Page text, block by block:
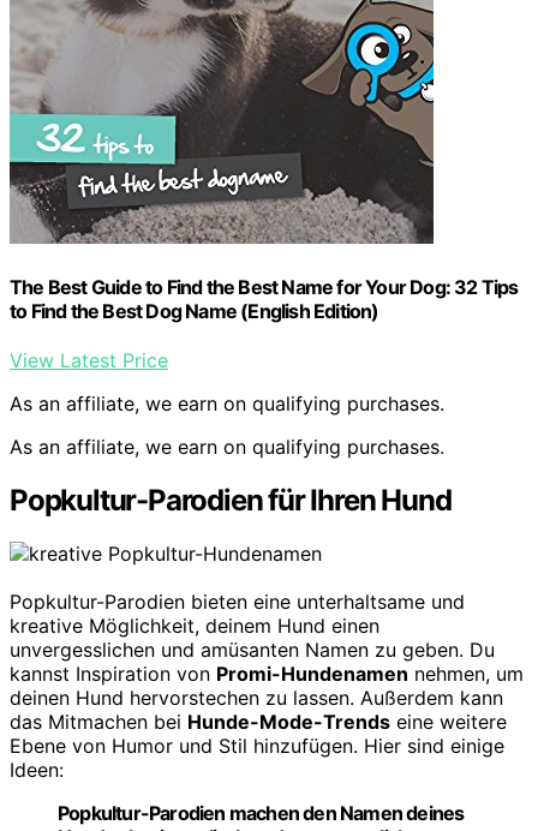
The Best Guide to Find the Best Name for Your Dog: 32 Tips
to Find the Best Dog Name (English Edition)
View Latest Price
As an affiliate, we earn on qualifying purchases.
As an affiliate, we earn on qualifying purchases.
Popkultur-Parodien für Ihren Hund
Popkultur-Parodien bieten eine unterhaltsame und
kreative Möglichkeit, deinem Hund einen
unvergesslichen und amüsanten Namen zu geben. Du
kannst Inspiration von Promi-Hundenamen nehmen, um
deinen Hund hervorstechen zu lassen. Außerdem kann
das Mitmachen bei Hunde-Mode-Trends eine weitere
Ebene von Humor und Stil hinzufügen. Hier sind einige
Ideen:
Popkultur-Parodien machen den Namen deines